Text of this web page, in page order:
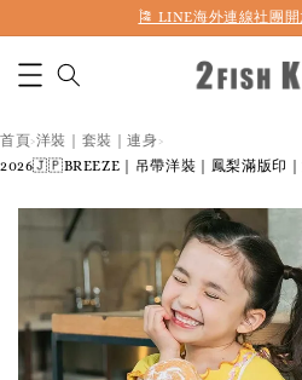
首購折50 ｜ 滿1,500 免運 ｜ 滿
首頁›洋裝｜套裝｜連身›
2026🇯🇵BREEZE｜吊帶洋裝｜鳳梨滿版印